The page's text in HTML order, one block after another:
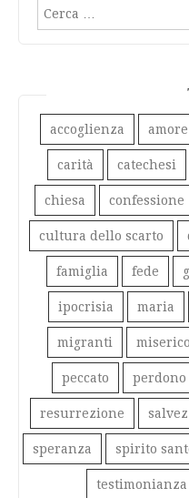
Ricerca
per:
accoglienza amore
carità catechesi
chiesa confessione
cultura dello scarto
famiglia fede
ipocrisia maria
migranti
peccato perdono
resurrezione
speranza spirito
testimonianza